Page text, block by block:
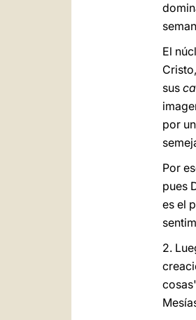
El
sus
por
Por
pues
es el
2.